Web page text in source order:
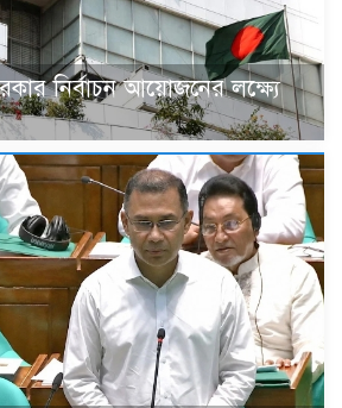
নির্বাচন আয়োজনের লক্ষ্যে